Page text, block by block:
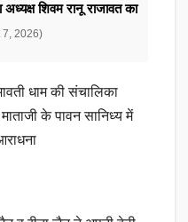
शिवम रानू राजावत का
7, 2026)
धाम की संचालिका
के पावन सानिध्य में